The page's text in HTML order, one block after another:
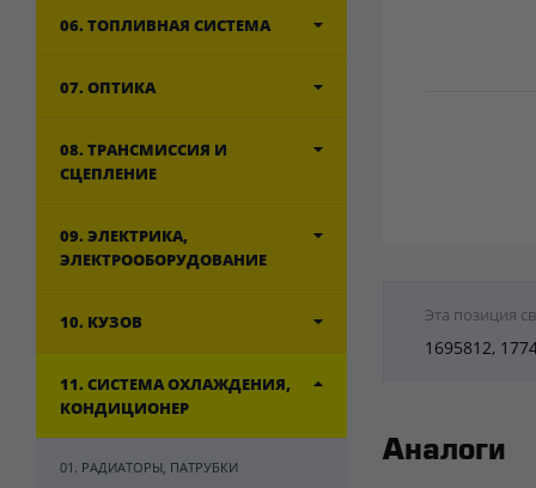
06. ТОПЛИВНАЯ СИСТЕМА
07. ОПТИКА
08. ТРАНСМИССИЯ И
СЦЕПЛЕНИЕ
09. ЭЛЕКТРИКА,
ЭЛЕКТРООБОРУДОВАНИЕ
10. КУЗОВ
11. СИСТЕМА ОХЛАЖДЕНИЯ,
КОНДИЦИОНЕР
01. РАДИАТОРЫ, ПАТРУБКИ
Эта позиция
1695812,
Аналоги